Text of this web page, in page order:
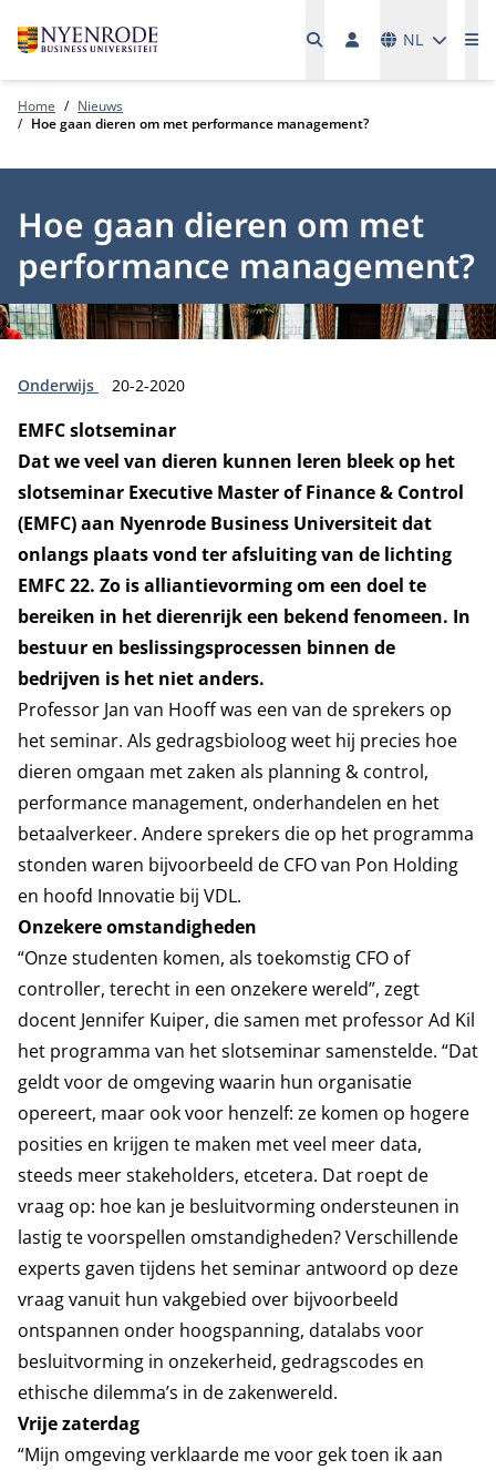
NL
Home
Nieuws
Hoe gaan dieren om met performance management?
Hoe gaan dieren om met
performance management?
Type:
Onderwijs Publicatiedatum:
20-2-2020
EMFC slotseminar
Dat we veel van dieren kunnen leren bleek op het
slotseminar Executive Master of Finance & Control
(EMFC) aan Nyenrode Business Universiteit dat
onlangs plaats vond ter afsluiting van de lichting
EMFC 22. Zo is alliantievorming om een doel te
bereiken in het dierenrijk een bekend fenomeen. In
bestuur en beslissingsprocessen binnen de
bedrijven is het niet anders.
Professor Jan van Hooff was een van de sprekers op
het seminar. Als gedragsbioloog weet hij precies hoe
dieren omgaan met zaken als planning & control,
performance management, onderhandelen en het
betaalverkeer. Andere sprekers die op het programma
stonden waren bijvoorbeeld de CFO van Pon Holding
en hoofd Innovatie bij VDL.
Onzekere omstandigheden
“Onze studenten komen, als toekomstig CFO of
controller, terecht in een onzekere wereld”, zegt
docent Jennifer Kuiper, die samen met professor Ad Kil
het programma van het slotseminar samenstelde. “Dat
geldt voor de omgeving waarin hun organisatie
opereert, maar ook voor henzelf: ze komen op hogere
posities en krijgen te maken met veel meer data,
steeds meer stakeholders, etcetera. Dat roept de
vraag op: hoe kan je besluitvorming ondersteunen in
lastig te voorspellen omstandigheden? Verschillende
experts gaven tijdens het seminar antwoord op deze
vraag vanuit hun vakgebied over bijvoorbeeld
ontspannen onder hoogspanning, datalabs voor
besluitvorming in onzekerheid, gedragscodes en
ethische dilemma’s in de zakenwereld.
Vrije zaterdag
“Mijn omgeving verklaarde me voor gek toen ik aan